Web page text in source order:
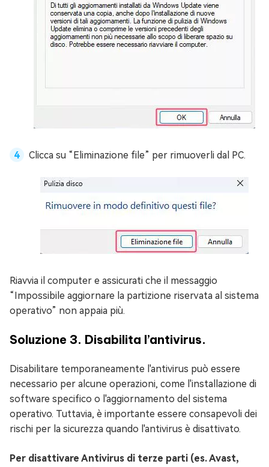
Clicca su “Eliminazione file” per rimuoverli dal PC.
Riavvia il computer e assicurati che il messaggio
“Impossibile aggiornare la partizione riservata al sistema
operativo” non appaia più.
Soluzione 3. Disabilita l’antivirus.
Disabilitare temporaneamente l'antivirus può essere
necessario per alcune operazioni, come l'installazione di
software specifico o l'aggiornamento del sistema
operativo. Tuttavia, è importante essere consapevoli dei
rischi per la sicurezza quando l'antivirus è disattivato.
Per disattivare Antivirus di terze parti (es. Avast,